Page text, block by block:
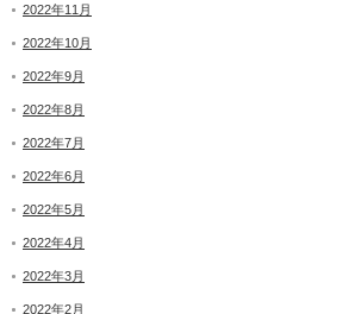
2022年11月
2022年10月
2022年9月
2022年8月
2022年7月
2022年6月
2022年5月
2022年4月
2022年3月
2022年2月